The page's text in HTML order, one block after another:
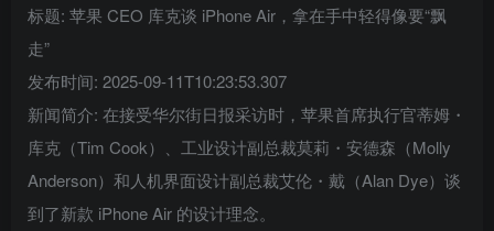
标题: 苹果 CEO 库克谈 iPhone Air，拿在手中轻得像要“飘
走”
发布时间: 2025-09-11T10:23:53.307
新闻简介: 在接受华尔街日报采访时，苹果首席执行官蒂姆・
库克（Tim Cook）、工业设计副总裁莫莉・安德森（Molly
Anderson）和人机界面设计副总裁艾伦・戴（Alan Dye）谈
到了新款 iPhone Air 的设计理念。